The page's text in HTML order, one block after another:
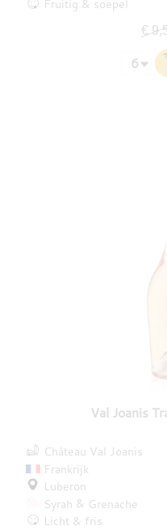
Fruitig & soepel
€
Val Joanis
Château Val Joanis
Frankrijk
Luberon
Syrah
Grenache
Licht & fris